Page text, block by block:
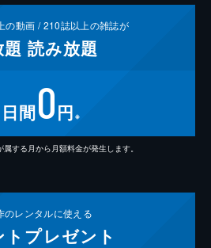
の動画 /210誌以上の雑誌が
題 読み放題
日間0円 ※
する月から月額料金が発生します。
のレンタルに使える
プレゼント